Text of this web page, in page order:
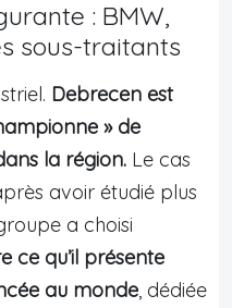
: BMW,
sous-traitants
Debrecen est
» de
la région. Le cas
avoir étudié plus
a choisi
ce qu’il présente
au monde, dédiée